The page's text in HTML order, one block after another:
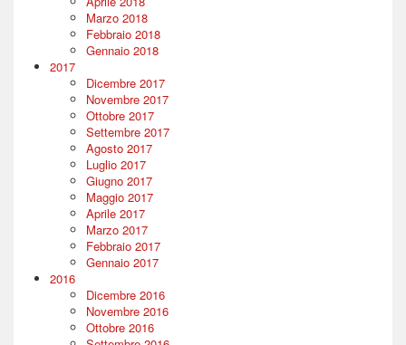
Marzo 2018
Febbraio 2018
Gennaio 2018
2017
Dicembre 2017
Novembre 2017
Ottobre 2017
Settembre 2017
Agosto 2017
Luglio 2017
Giugno 2017
Maggio 2017
Aprile 2017
Marzo 2017
Febbraio 2017
Gennaio 2017
2016
Dicembre 2016
Novembre 2016
Ottobre 2016